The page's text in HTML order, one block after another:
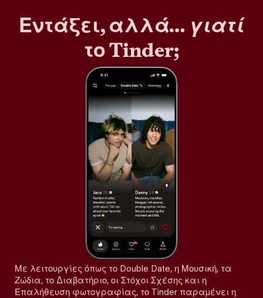
Εντάξει, αλλά… γιατί
το Tinder;
Με λειτουργίες όπως το Double Date, η Μουσική, τα
Ζώδια, το Διαβατήριο, οι Στόχοι Σχέσης και η
Επαλήθευση φωτογραφίας, το Tinder παραμένει η